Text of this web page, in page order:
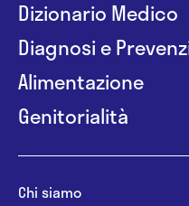
Dizionario Medico
Diagnosi e
Alimentazione
Genitorialità
Chi siamo